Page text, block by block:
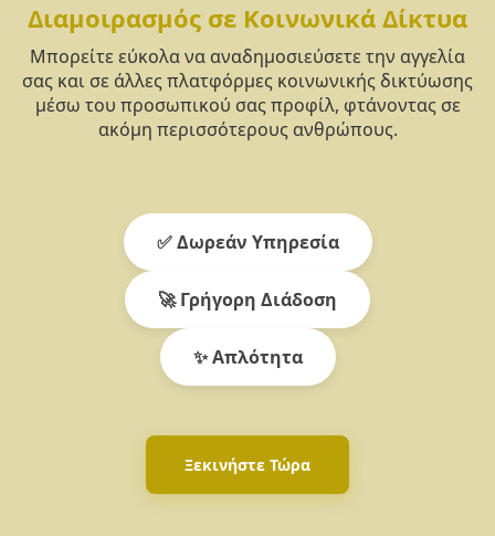
Διαμοιρασμός σε Κοινωνικά Δίκτυα
Μπορείτε εύκολα να αναδημοσιεύσετε την αγγελία
σας και σε άλλες πλατφόρμες κοινωνικής δικτύωσης
μέσω του προσωπικού σας προφίλ, φτάνοντας σε
ακόμη περισσότερους ανθρώπους.
✅ Δωρεάν Υπηρεσία
🚀 Γρήγορη Διάδοση
✨ Απλότητα
Ξεκινήστε Τώρα